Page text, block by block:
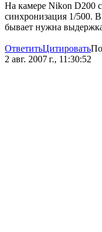
На камере Nikon D200
синхронизация 1/500.
бывает нужна
ОтветитьЦитировать
2 авг. 2007 г., 11:30:52